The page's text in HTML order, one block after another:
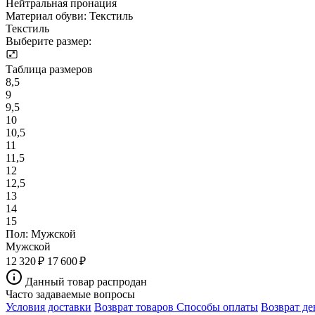
Нейтральная пронация
Материал обуви: Текстиль
Текстиль
Выберите размер:
Таблица размеров
8,5
9
9,5
10
10,5
11
11,5
12
12,5
13
14
15
Пол: Мужской
Мужской
12 320 ₽ 17 600 ₽
Данный товар распродан
Часто задаваемые вопросы
Условия доставки Возврат товаров Способы оплаты Возврат